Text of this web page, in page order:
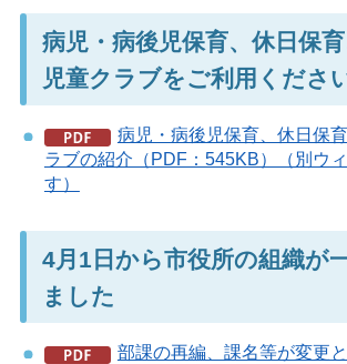
病児・病後児保育、休日保
児童クラブをご利用くださ
病児・病後児保育、休日保
ラブの紹介（PDF：545KB）（別ウ
す）
4月1日から市役所の組織が
ました
部課の再編、課名等が変更